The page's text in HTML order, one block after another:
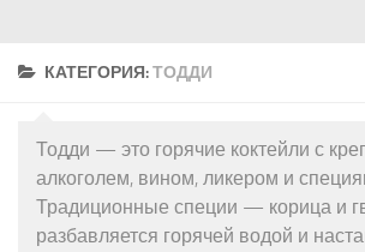
КАТЕГОРИЯ:ТОДДИ
Тодди — это горячие коктейли с
алкоголем, вином, ликером и
Традиционные специи — корица и
разбавляется горячей водой и